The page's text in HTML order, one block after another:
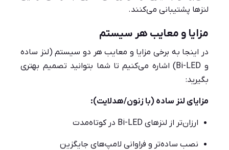
لنزها پشتیبانی می‌کنند.
مزایا و معایب هر سیستم
در اینجا به برخی مزایا و معایب هر دو سیستم (لنز ساده
و Bi-LED) اشاره می‌کنیم تا شما بتوانید تصمیم بهتری
بگیرید:
مزایای لنز ساده (با زنون/هدلایت):
ارزان‌تر از لنزهای Bi-LED در کوتاه‌مدت
نصب ساده‌تر و فراوانی لامپ‌های جایگزین